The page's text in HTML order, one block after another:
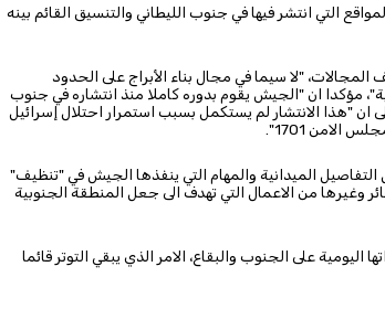
التي انتشر فيها في جنوب الليطاني والتنسيق القائم بينه
"لا سيما في مجال بناء الأبراج على الحدود
مؤكدا ان "الجيش يقوم بدوره كاملا منذ انتشاره في جنوب
الاتفاق الذي تم التوصل اليه في تشرين الثاني 2024"، لافتا الى ان "هذا الانتشار لم يستكمل بسبب استمرار احتلال إسرائيل
الامن 1701".
الميدانية والمهام التي ينفذها الجيش في "تنظيف"
وغيرها من الاعمال التي تهدف الى جعل المنطقة الجنوبية
على الجنوب والبقاع، الامر الذي يبقي التوتر قائما